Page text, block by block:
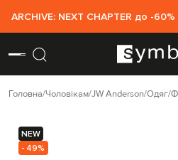
ARCHIVE: NEXT CHAPTER до -
Головна Чоловікам JW Anderson Одяг
NEW
- 49%